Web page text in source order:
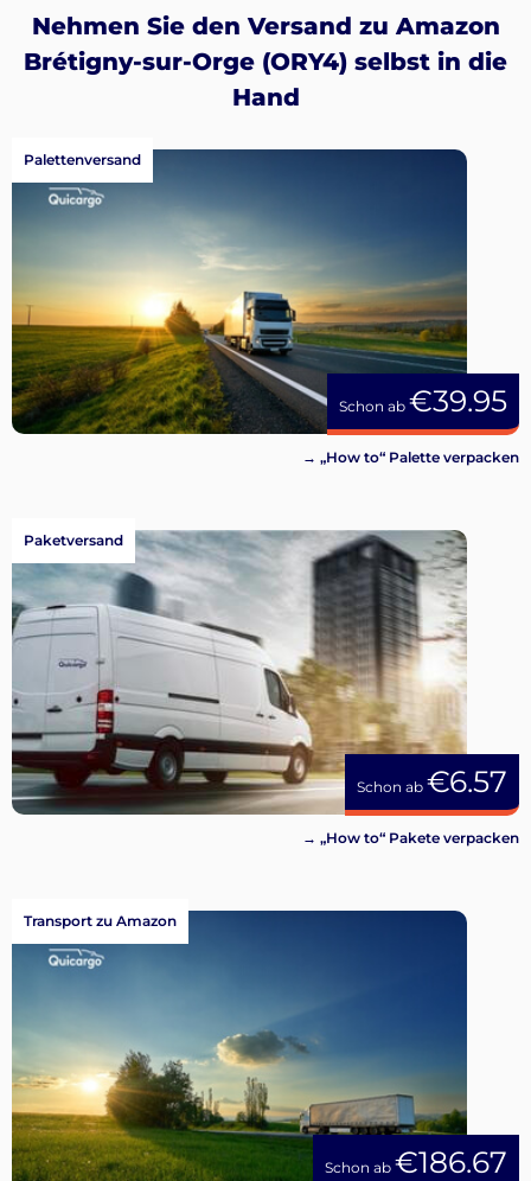
Einloggen
Registrieren
Nehmen Sie den Versand zu Amazon
Brétigny-sur-Orge (ORY4) selbst in die
Hand
Schon ab €39.95
Palettenversand
→ „How to“ Palette verpacken
Schon ab €6.57
Paketversand
→ „How to“ Pakete verpacken
Schon ab €186.67
Transport zu Amazon